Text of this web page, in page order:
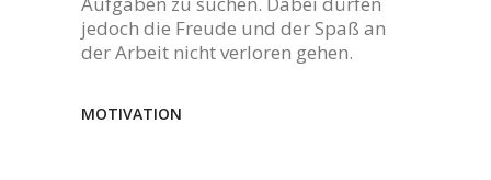
jedoch die Freude und der Spaß an
der Arbeit nicht verloren gehen.
MOTIVATION